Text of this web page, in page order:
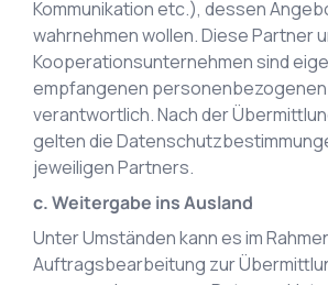
Kommunikation etc.), dessen
wahrnehmen wollen. Diese Partner
Kooperationsunternehmen sind
empfangenen
verantwortlich. Nach der
gelten die
jeweiligen Partners.
c. Weitergabe ins Ausland
Unter Umständen kann es im
Auftragsbearbeitung zur